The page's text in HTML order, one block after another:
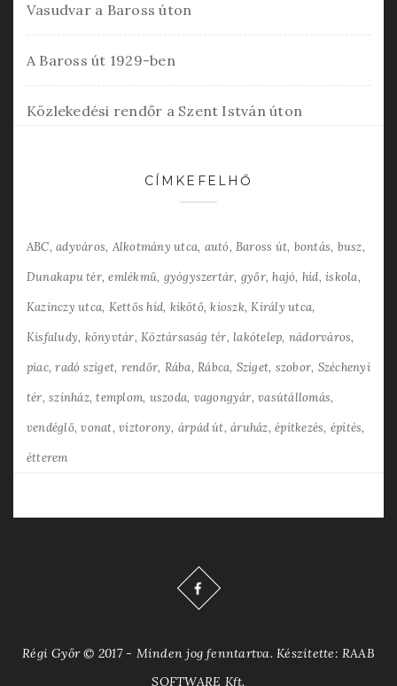
Vasudvar a Baross úton
A Baross út 1929-ben
Közlekedési rendőr a Szent István úton
CÍMKEFELHŐ
ABC adyváros Alkotmány utca autó Baross út bontás busz
Dunakapu tér emlékmű gyógyszertár győr hajó híd iskola
Kazinczy utca Kettős híd kikötő kioszk Király utca
Kisfaludy könyvtár Köztársaság tér lakótelep nádorváros
piac radó sziget rendőr Rába Rábca Sziget szobor Széchenyi
tér színház templom uszoda vagongyár vasútállomás
vendéglő vonat víztorony árpád út áruház építkezés építés
étterem
Régi Győr © 2017 - Minden jog fenntartva. Készítette: RAAB
SOFTWARE Kft.